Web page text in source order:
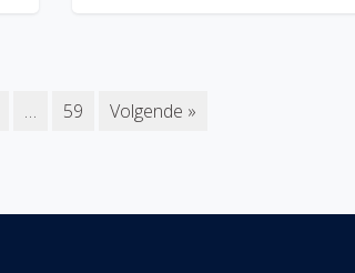
… 59 Volgende »